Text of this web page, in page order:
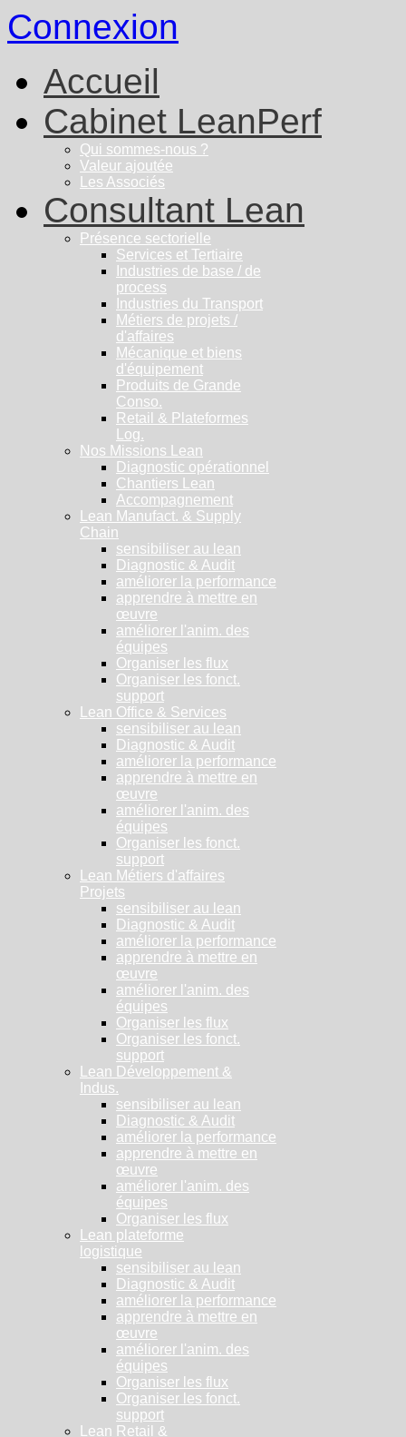
Connexion
Accueil
Cabinet LeanPerf
Qui sommes-nous ?
Valeur ajoutée
Les Associés
Consultant Lean
Présence sectorielle
Services et Tertiaire
Industries de base / de
process
Industries du Transport
Métiers de projets /
d'affaires
Mécanique et biens
d'équipement
Produits de Grande
Conso.
Retail & Plateformes
Log.
Nos Missions Lean
Diagnostic opérationnel
Chantiers Lean
Accompagnement
Lean Manufact. & Supply
Chain
sensibiliser au lean
Diagnostic & Audit
améliorer la performance
apprendre à mettre en
œuvre
améliorer l'anim. des
équipes
Organiser les flux
Organiser les fonct.
support
Lean Office & Services
sensibiliser au lean
Diagnostic & Audit
améliorer la performance
apprendre à mettre en
œuvre
améliorer l'anim. des
équipes
Organiser les fonct.
support
Lean Métiers d'affaires
Projets
sensibiliser au lean
Diagnostic & Audit
améliorer la performance
apprendre à mettre en
œuvre
améliorer l'anim. des
équipes
Organiser les flux
Organiser les fonct.
support
Lean Développement &
Indus.
sensibiliser au lean
Diagnostic & Audit
améliorer la performance
apprendre à mettre en
œuvre
améliorer l'anim. des
équipes
Organiser les flux
Lean plateforme
logistique
sensibiliser au lean
Diagnostic & Audit
améliorer la performance
apprendre à mettre en
œuvre
améliorer l'anim. des
équipes
Organiser les flux
Organiser les fonct.
support
Lean Retail &